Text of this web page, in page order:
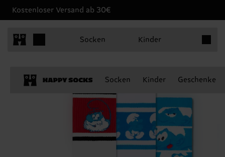
Kostenloser Versand ab 30€
Socken Kinder
Socken Kinder Geschenke